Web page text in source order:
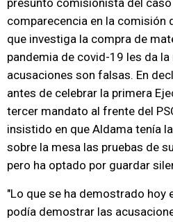
presunto comisionista del caso
comparecencia en la comisión
que investiga la compra de
pandemia de covid-19 les da
acusaciones son falsas. En
antes de celebrar la primera
tercer mandato al frente del
insistido en que Aldama tenía
sobre la mesa las pruebas de
pero ha optado por guardar
"Lo que se ha demostrado hoy
podía demostrar las